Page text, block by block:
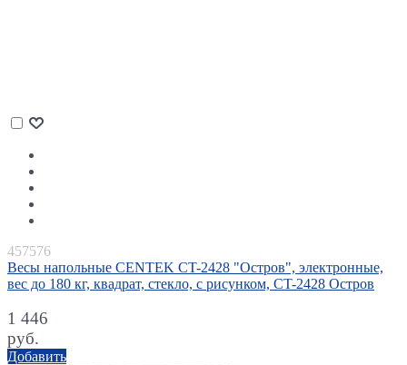
457576
Весы напольные CENTEK CT-2428 "Остров", электронные,
вес до 180 кг, квадрат, стекло, с рисунком, CT-2428 Остров
1 446
руб.
Добавить